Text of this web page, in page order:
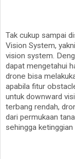
Tak cukup sampai
Vision System,
vision system.
dapat mengetahui
drone bisa
apabila fitur
untuk downward
terbang rendah,
dari permukaan
sehingga